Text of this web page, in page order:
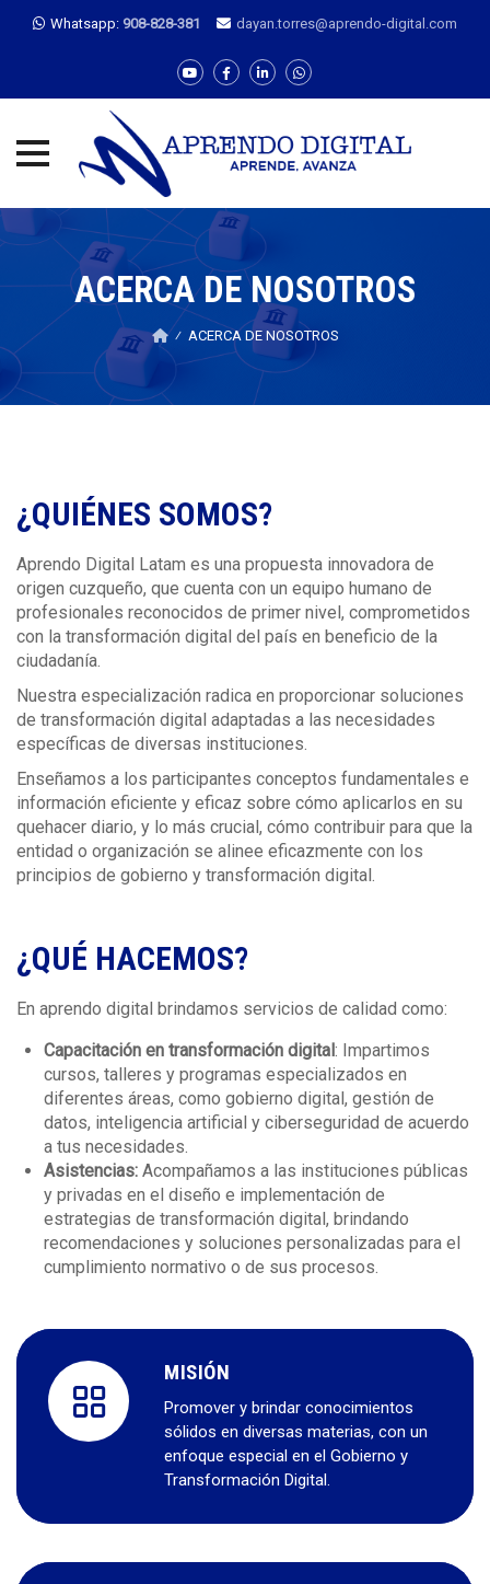
Whatsapp: 908-828-381 dayan.torres@aprendo-digital.com
Skip
to
ACERCA DE NOSOTROS
⁄ ACERCA DE NOSOTROS
¿QUIÉNES SOMOS?
Aprendo Digital Latam es una propuesta innovadora de
origen cuzqueño, que cuenta con un equipo humano de
profesionales reconocidos de primer nivel, comprometidos
con la transformación digital del país en beneficio de la
ciudadanía.
Nuestra especialización radica en proporcionar soluciones
de transformación digital adaptadas a las necesidades
específicas de diversas instituciones.
Enseñamos a los participantes conceptos fundamentales e
información eficiente y eficaz sobre cómo aplicarlos en su
quehacer diario, y lo más crucial, cómo contribuir para que la
entidad o organización se alinee eficazmente con los
principios de gobierno y transformación digital.
¿QUÉ HACEMOS?
En aprendo digital brindamos servicios de calidad como:
Capacitación en transformación digital: Impartimos
cursos, talleres y programas especializados en
diferentes áreas, como gobierno digital, gestión de
datos, inteligencia artificial y ciberseguridad de acuerdo
a tus necesidades.
Asistencias: Acompañamos a las instituciones públicas
y privadas en el diseño e implementación de
estrategias de transformación digital, brindando
recomendaciones y soluciones personalizadas para el
cumplimiento normativo o de sus procesos.
MISIÓN
Promover y brindar conocimientos
sólidos en diversas materias, con un
enfoque especial en el Gobierno y
Transformación Digital.